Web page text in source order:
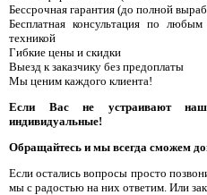
Бессрочная гарантия (до полной
Бесплатная консультация по
техникой
Гибкие цены и скидки
Выезд к заказчику без предоплаты
Мы ценим каждого клиента!
Если Вас не устраивают
индивидуальные!
Обращайтесь и мы всегда сможем
Если остались вопросы просто
мы с радостью на них ответим. Или